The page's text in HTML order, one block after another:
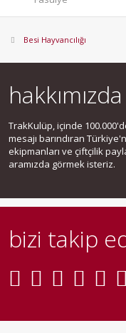
Besi Hayvancılığı
hakkımızda
TrakKulüp, içinde
mesajı barındıran
ekipmanları ve çiftçilik
aramızda görmek isteriz.
bizi takip